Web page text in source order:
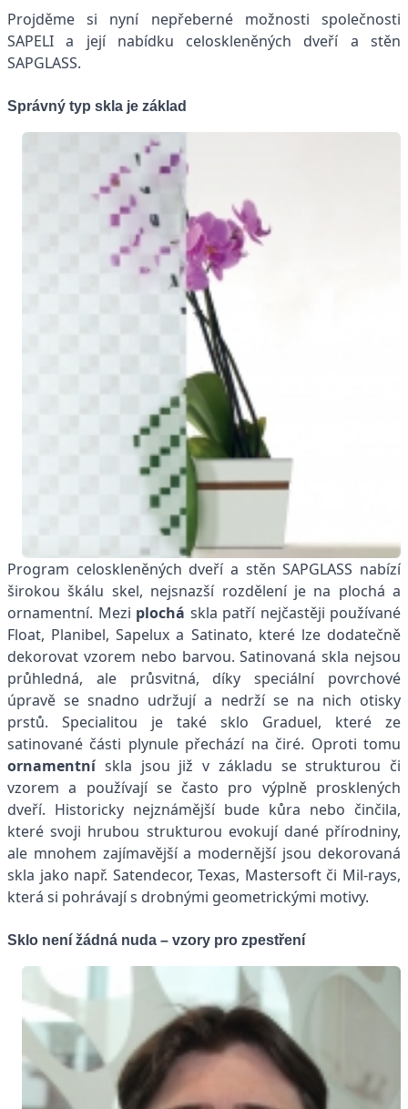
Projděme si nyní nepřeberné možnosti společnosti
SAPELI a její nabídku celoskleněných dveří a stěn
SAPGLASS.
Správný typ skla je základ
Program celoskleněných dveří a stěn SAPGLASS nabízí
širokou škálu skel, nejsnazší rozdělení je na plochá a
ornamentní. Mezi plochá skla patří nejčastěji používané
Float, Planibel, Sapelux a Satinato, které lze dodatečně
dekorovat vzorem nebo barvou. Satinovaná skla nejsou
průhledná, ale průsvitná, díky speciální povrchové
úpravě se snadno udržují a nedrží se na nich otisky
prstů. Specialitou je také sklo Graduel, které ze
satinované části plynule přechází na čiré. Oproti tomu
ornamentní skla jsou již v základu se strukturou či
vzorem a používají se často pro výplně prosklených
dveří. Historicky nejznámější bude kůra nebo činčila,
které svoji hrubou strukturou evokují dané přírodniny,
ale mnohem zajímavější a modernější jsou dekorovaná
skla jako např. Satendecor, Texas, Mastersoft či Mil-rays,
která si pohrávají s drobnými geometrickými motivy.
Sklo není žádná nuda – vzory pro zpestření